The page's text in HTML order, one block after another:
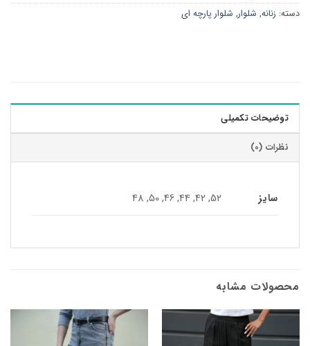
دسته: زنانه, شلوار, شلوار پارچه ای
توضیحات تکمیلی
نظرات (0)
سایز 52, 42, 44, 46, 50, 48
محصولات مشابه